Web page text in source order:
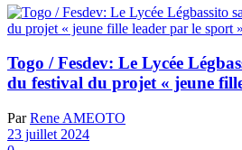
Togo / Fesdev: Le Lycée
du festival du projet « jeune
Par Rene AMEOTO
23 juillet 2024